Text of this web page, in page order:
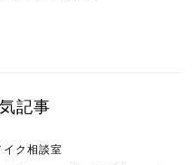
記事
イク相談室